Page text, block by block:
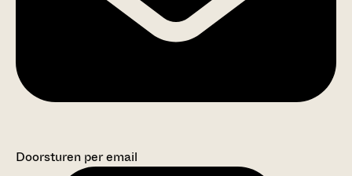
Doorsturen per email